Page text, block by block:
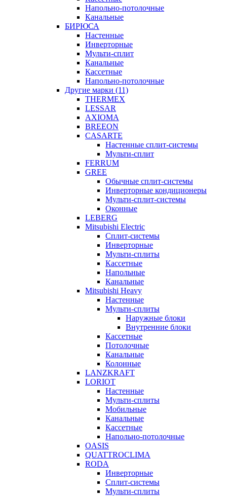
Напольно-потолочные
Канальные
БИРЮСА
Настенные
Инверторные
Мульти-сплит
Канальные
Кассетные
Напольно-потолочные
Другие марки (11)
THERMEX
LESSAR
AXIOMA
BREEON
CASARTE
Настенные сплит-системы
Мульти-сплит
FERRUM
GREE
Обычные сплит-системы
Инверторные кондиционеры
Мульти-сплит-системы
Оконные
LEBERG
Mitsubishi Electric
Cплит-системы
Инверторные
Мульти-сплиты
Кассетные
Напольные
Канальные
Mitsubishi Heavy
Настенные
Мульти-сплиты
Наружные блоки
Внутренние блоки
Кассетные
Потолочные
Канальные
Колонные
LANZKRAFT
LORIOT
Настенные
Мульти-сплиты
Мобильные
Канальные
Кассетные
Напольно-потолочные
OASIS
QUATTROCLIMA
RODA
Инверторные
Сплит-системы
Мульти-сплиты